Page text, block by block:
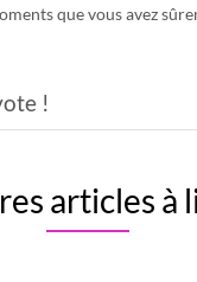
que vous avez
!
articles à